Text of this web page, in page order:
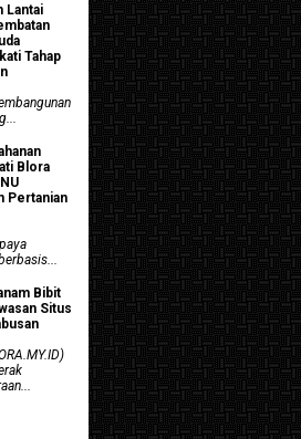
Lantai
Tahap
Blora
Pertanian
Bibit
Situs